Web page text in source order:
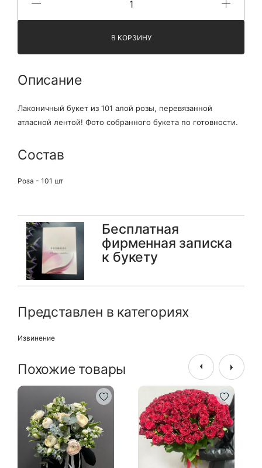
В КОРЗИНУ
Описание
Лаконичный букет из 101 алой розы, перевязанной
атласной лентой! Фото собранного букета по готовности.
Состав
Роза - 101 шт
Бесплатная
фирменная записка
к букету
Представлен в категориях
Извинение
Похожие товары